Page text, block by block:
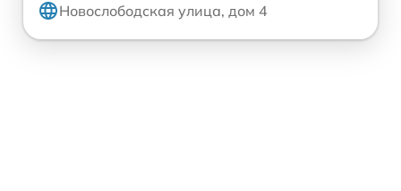
Новослободская улица, дом 4